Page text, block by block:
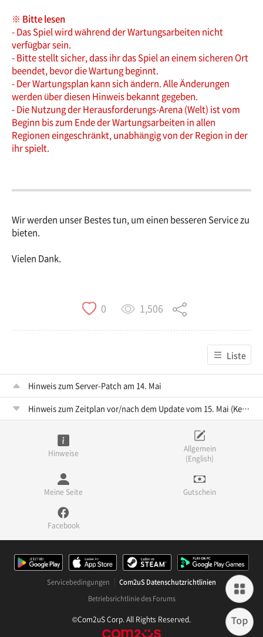
※ Bitte lesen
- Das Spiel wird während der Wartungsarbeiten nicht
verfügbar sein.
- Bitte stellt sicher, dass ihr das Spiel an einem sicheren Ort
beendet, bevor die Wartung beginnt.
- Der Wartungsplan kann sich ändern. Alle Änderungen
werden über diesen Hinweis bekannt gegeben.
- Die Nutzung der Herausforderungs-Arena (Welt) ist vom
Beginn bis zum Ende der Wartungsarbeiten in allen
Regionen eingeschränkt, unabhängig von der Region in der
ihr spielt.
Wir werden unser Bestes tun, um einen besseren Service zu
bieten.
Vielen Dank.
0 1,506
Liste
Hinweis zum Server-Patch am 14. Mai
Hinweis zum Zeitplan vor/nach dem Update vom 15. Mai (Keine Wartung)
Hinweise
Allgemein
(English)
Meine Seite Gutschein
Facebook
Servicebedingungen
Com2uS Datenschutzrichtlinien
Betriebsrichtlinie des Forums
©Com2uS Corp. All Rights Reserved.